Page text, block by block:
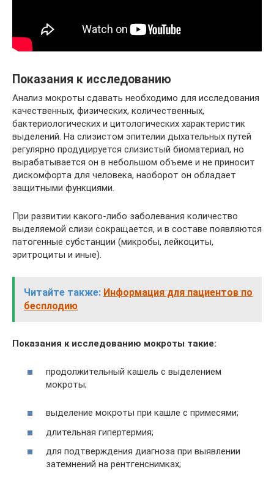
Показания к исследованию
Анализ мокроты сдавать необходимо для исследования
качественных, физических, количественных,
бактериологических и цитологических характеристик
выделений. На слизистом эпителии дыхательных путей
регулярно продуцируется слизистый биоматериал, но
вырабатывается он в небольшом объеме и не приносит
дискомфорта для человека, наоборот он обладает
защитными функциями.
При развитии какого-либо заболевания количество
выделяемой слизи сокращается, и в составе появляются
патогенные субстанции (микробы, лейкоциты,
эритроциты и иные).
Читайте также: Информация для пациентов по
бесплодию
Показания к исследованию мокроты такие:
продолжительный кашель с выделением
мокроты;
выделение мокроты при кашле с примесями;
длительная гипертермия;
для подтверждения диагноза при выявлении
затемнений на рентгенснимках;